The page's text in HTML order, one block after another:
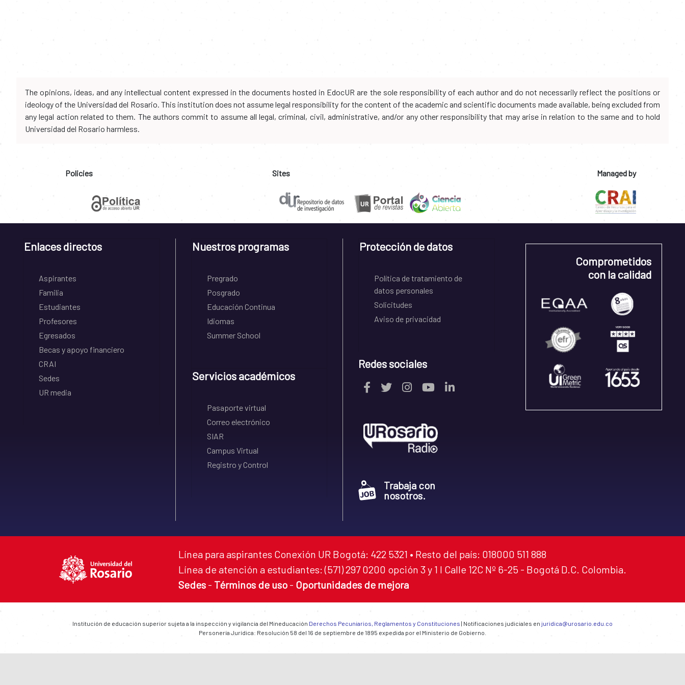
The opinions, ideas, and any intellectual content expressed in the documents hosted in EdocUR are the sole responsibility of each author and do not necessarily reflect the positions or
ideology of the Universidad del Rosario. This institution does not assume legal responsibility for the content of the academic and scientific documents made available, being excluded from
any legal action related to them. The authors commit to assume all legal, criminal, civil, administrative, and/or any other responsibility that may arise in relation to the same and to hold
Universidad del Rosario harmless.
Policies Sites Managed by
Enlaces directos
Aspirantes
Familia
Estudiantes
Profesores
Egresados
Becas y apoyo financiero
CRAI
Sedes
UR media
Nuestros programas
Pregrado
Posgrado
Educación Continua
Idiomas
Summer School
Servicios académicos
Pasaporte virtual
Correo electrónico
SIAR
Campus Virtual
Registro y Control
Protección de datos
Política de tratamiento de
datos personales
Solicitudes
Aviso de privacidad
Redes sociales
Trabaja con
nosotros.
Comprometidos
con la calidad
Línea para aspirantes Conexión UR Bogotá: 422 5321 • Resto del país: 018000 511 888
Línea de atención a estudiantes: (571) 297 0200 opción 3 y 1 I Calle 12C Nº 6-25 - Bogotá D.C. Colombia.
Sedes - Términos de uso - Oportunidades de mejora
Institución de educación superior sujeta a la inspección y vigilancia del Mineducación Derechos Pecuniarios, Reglamentos y Constituciones | Notificaciones judiciales en juridica@urosario.edu.co
Personería Jurídica: Resolución 58 del 16 de septiembre de 1895 expedida por el Ministerio de Gobierno.